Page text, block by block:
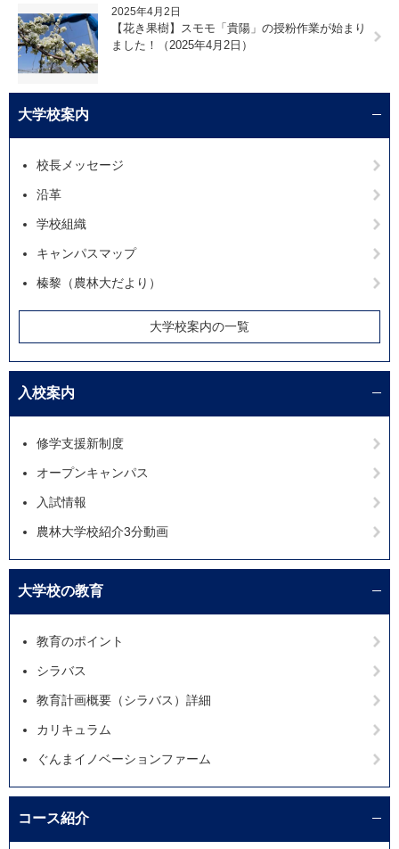
2025年4月2日
【花き果樹】スモモ「貴陽」の授粉作業が始まり
ました！（2025年4月2日）
大学校案内
校長メッセージ
沿革
学校組織
キャンパスマップ
榛黎（農林大だより）
大学校案内の一覧
入校案内
修学支援新制度
オープンキャンパス
入試情報
農林大学校紹介3分動画
大学校の教育
教育のポイント
シラバス
教育計画概要（シラバス）詳細
カリキュラム
ぐんまイノベーションファーム
コース紹介